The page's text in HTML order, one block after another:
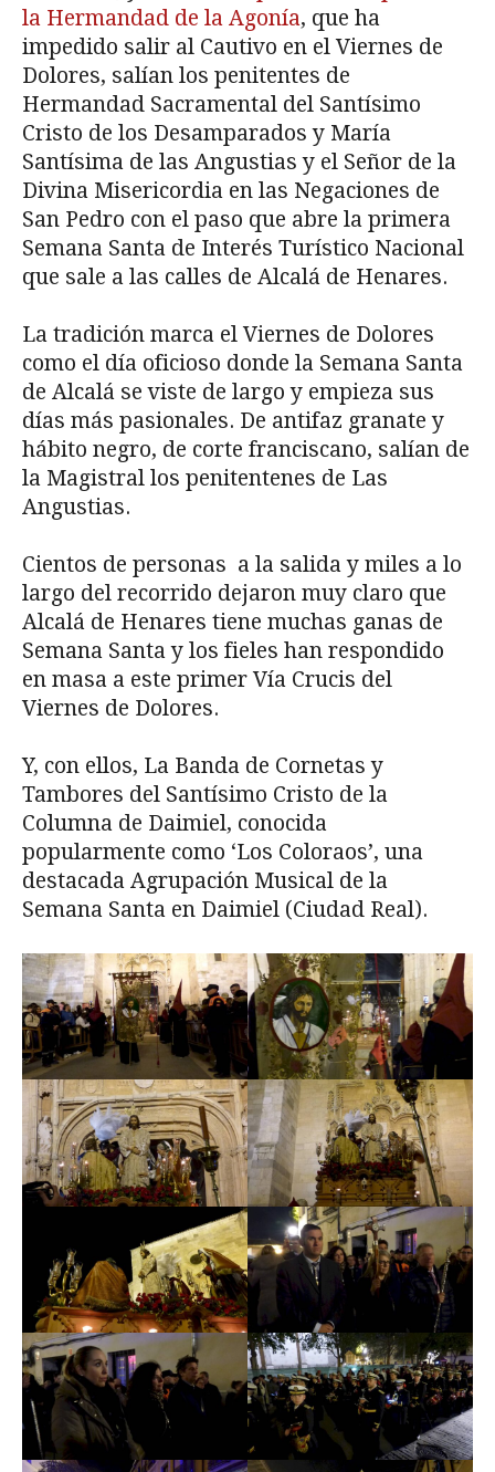
la Hermandad de la Agonía, que ha
impedido salir al Cautivo en el Viernes de
Dolores, salían los penitentes de
Hermandad Sacramental del Santísimo
Cristo de los Desamparados y María
Santísima de las Angustias y el Señor de la
Divina Misericordia en las Negaciones de
San Pedro con el paso que abre la primera
Semana Santa de Interés Turístico Nacional
que sale a las calles de Alcalá de Henares.
La tradición marca el Viernes de Dolores
como el día oficioso donde la Semana Santa
de Alcalá se viste de largo y empieza sus
días más pasionales. De antifaz granate y
hábito negro, de corte franciscano, salían de
la Magistral los penitentenes de Las
Angustias.
Cientos de personas a la salida y miles a lo
largo del recorrido dejaron muy claro que
Alcalá de Henares tiene muchas ganas de
Semana Santa y los fieles han respondido
en masa a este primer Vía Crucis del
Viernes de Dolores.
Y, con ellos, La Banda de Cornetas y
Tambores del Santísimo Cristo de la
Columna de Daimiel, conocida
popularmente como ‘Los Coloraos’, una
destacada Agrupación Musical de la
Semana Santa en Daimiel (Ciudad Real).